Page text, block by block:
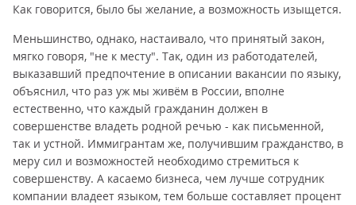
Как говорится, было бы желание, а возможность изыщется.
Меньшинство, однако, настаивало, что принятый закон,
мягко говоря, "не к месту". Так, один из работодателей,
выказавший предпочтение в описании вакансии по языку,
объяснил, что раз уж мы живём в России, вполне
естественно, что каждый гражданин должен в
совершенстве владеть родной речью - как письменной,
так и устной. Иммигрантам же, получившим гражданство, в
меру сил и возможностей необходимо стремиться к
совершенству. А касаемо бизнеса, чем лучше сотрудник
компании владеет языком, тем больше составляет процент